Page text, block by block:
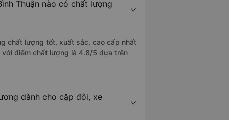
Thuận nào có chất lượng
chất lượng tốt, xuất sắc, cao cấp nhất
với điểm chất lượng là 4.8/5 dựa trên
dành cho cặp đôi, xe